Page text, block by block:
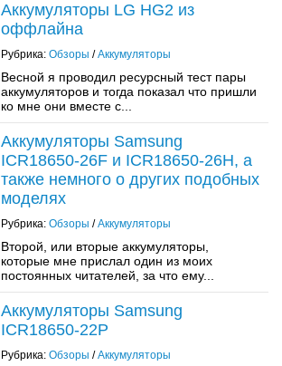
Аккумуляторы LG HG2 из
оффлайна
Рубрика: Обзоры /Аккумуляторы
Весной я проводил ресурсный тест пары
аккумуляторов и тогда показал что пришли
ко мне они вместе с...
Аккумуляторы Samsung
ICR18650-26F и ICR18650-26H, а
также немного о других подобных
моделях
Рубрика: Обзоры /Аккумуляторы
Второй, или вторые аккумуляторы,
которые мне прислал один из моих
постоянных читателей, за что ему...
Аккумуляторы Samsung
ICR18650-22P
Рубрика: Обзоры /Аккумуляторы